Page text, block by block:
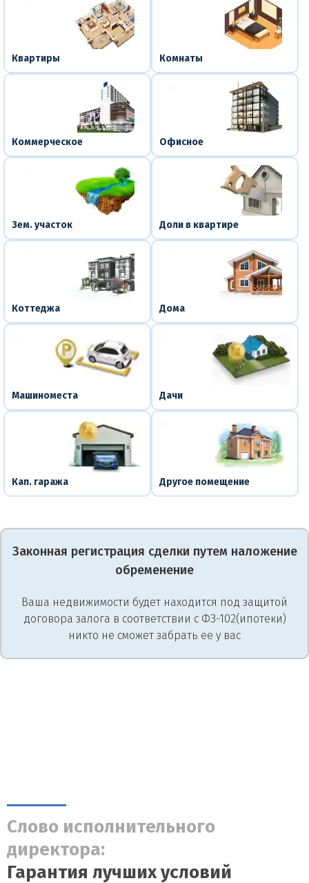
Квартиры Комнаты
Коммерческое Офисное
Зем. участок Доли в квартире
Коттеджа Дома
Машиноместа Дачи
Кап. гаража Другое помещение
Законная регистрация сделки путем наложение
обременение
Ваша недвижимости будет находится под защитой
договора залога в соответствии с ФЗ-102(ипотеки)
никто не сможет забрать ее у вас
Слово исполнительного
директора:
Гарантия лучших условий